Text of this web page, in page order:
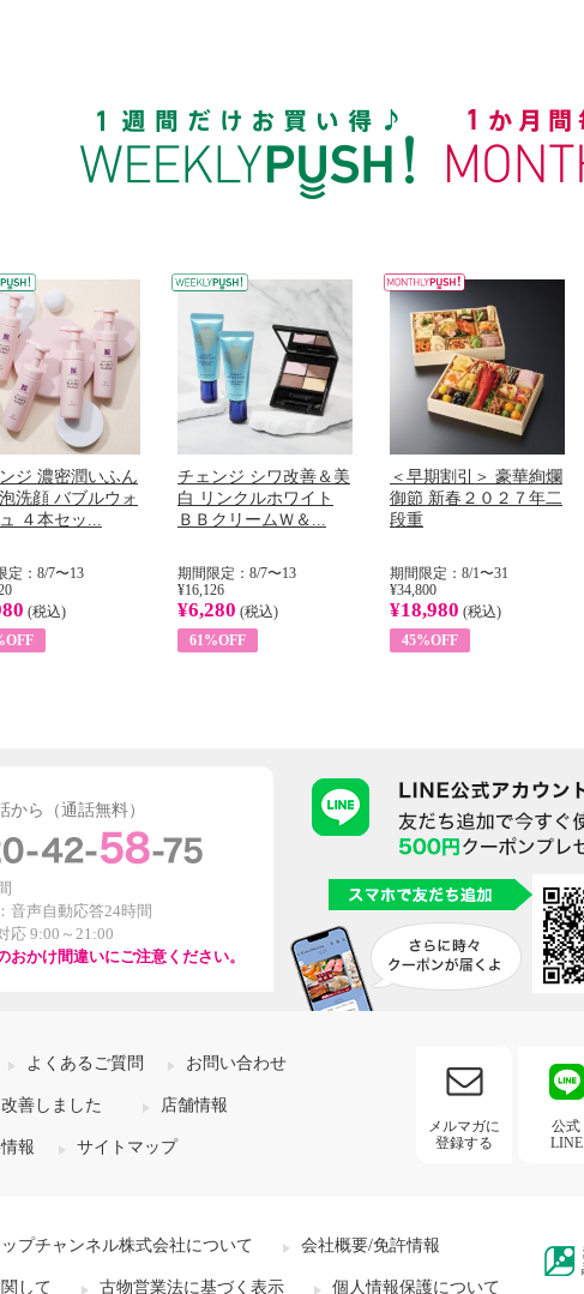
ジ 濃密潤いふん
洗顔 バブルウォ
４本セッ...
定：8/7〜13
(税込)
チェンジ シワ改善＆美
白 リンクルホワイト
ＢＢクリームＷ＆...
期間限定：8/7〜13
¥16,126
¥6,280 (税込)
61%OFF
＜早期割引＞ 豪華絢爛
御節 新春２０２７年二
段重
期間限定：8/1〜31
¥34,800
¥18,980 (税込)
45%OFF
から（通話無料）
音声自動応答24時間
応 9:00～21:00
かけ間違いにご注意ください。
よくあるご質問 お問い合わせ
善しました 店舗情報
報 サイトマップ
メルマガに
登録する
公式
LINE
プチャンネル株式会社について 会社概要/免許情報
して 古物営業法に基づく表示 個人情報保護について